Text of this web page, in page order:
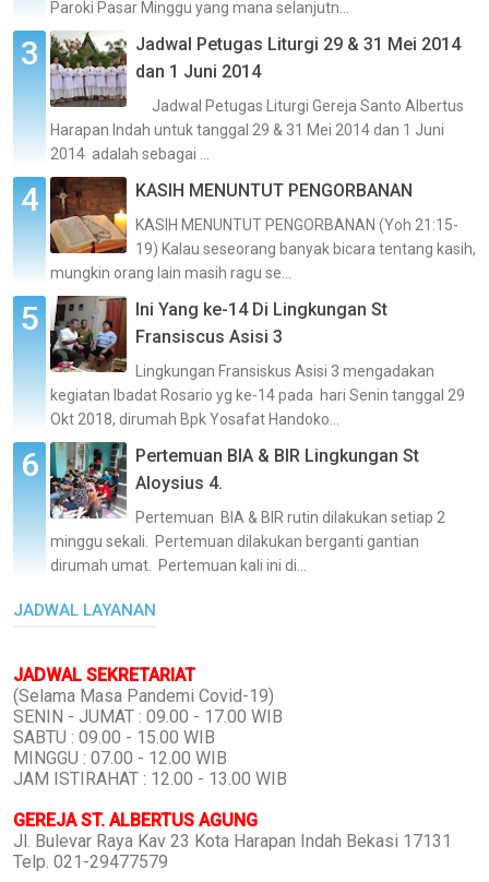
Paroki Pasar Minggu yang mana selanjutn...
Jadwal Petugas Liturgi 29 & 31 Mei 2014
dan 1 Juni 2014
Jadwal Petugas Liturgi Gereja Santo Albertus
Harapan Indah untuk tanggal 29 & 31 Mei 2014 dan 1 Juni
2014 adalah sebagai ...
KASIH MENUNTUT PENGORBANAN
KASIH MENUNTUT PENGORBANAN (Yoh 21:15-
19) Kalau seseorang banyak bicara tentang kasih,
mungkin orang lain masih ragu se...
Ini Yang ke-14 Di Lingkungan St
Fransiscus Asisi 3
Lingkungan Fransiskus Asisi 3 mengadakan
kegiatan Ibadat Rosario yg ke-14 pada hari Senin tanggal 29
Okt 2018, dirumah Bpk Yosafat Handoko...
Pertemuan BIA & BIR Lingkungan St
Aloysius 4.
Pertemuan BIA & BIR rutin dilakukan setiap 2
minggu sekali. Pertemuan dilakukan berganti gantian
dirumah umat. Pertemuan kali ini di...
JADWAL LAYANAN
JADWAL SEKRETARIAT
(Selama Masa Pandemi Covid-19)
SENIN - JUMAT : 09.00 - 17.00 WIB
SABTU : 09.00 - 15.00 WIB
MINGGU : 07.00 - 12.00 WIB
JAM ISTIRAHAT : 12.00 - 13.00 WIB
GEREJA ST. ALBERTUS AGUNG
Jl. Bulevar Raya Kav 23 Kota Harapan Indah Bekasi 17131
Telp. 021-29477579